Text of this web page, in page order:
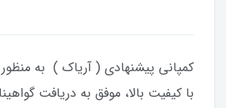
کمپانی پیشنهادی ( آریاک ) به
با کیفیت بالا، موفق به دریافت